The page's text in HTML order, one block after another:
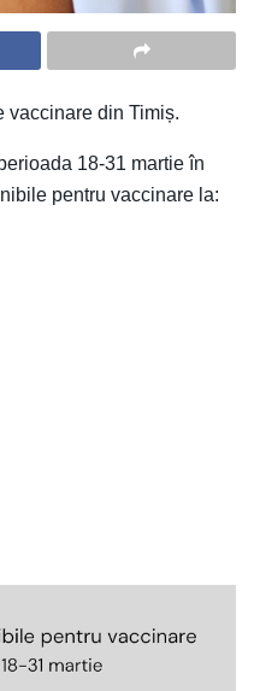
vaccinare din Timiș.
18-31 martie în
pentru vaccinare la: